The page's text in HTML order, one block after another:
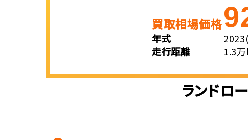
買取相場価格
年式
走行距離
1.3
ランドロ